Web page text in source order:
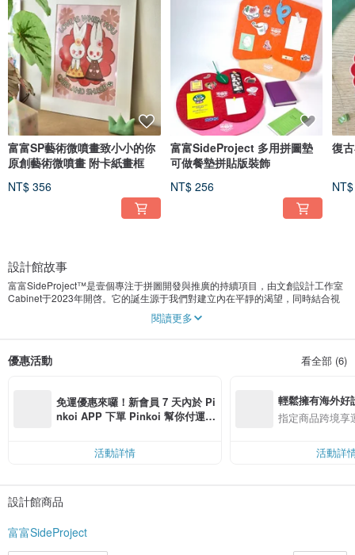
富富SP藝術微噴畫致小小的你
原創藝術微噴畫 附卡紙畫框
NT$ 356
富富SideProject 多用拼圖墊
可做餐墊拼貼版裝飾
NT$ 256
復
設計館故事
富富SideProject™是壹個專注于拼圖開發與推廣的持續項目，由文創設計工作室
Cabinet于2023年開啓。它的誕生源于我們對建立內在平靜的渴望，同時結合視
覺創作者的呈現與輕松幽默的表達，希望能夠將拼圖的樂趣和魅力分享給每壹位
閱讀更多
優惠活動 看全部 (6)
免運優惠來囉！新會員 7 天內於 Pi
nkoi APP 下單 Pinkoi 幫你付運
活動詳情
輕鬆擁有海外好
指定商品跨境享
活動詳
設計館商品
富富SideProject